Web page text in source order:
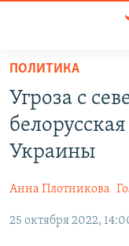
Вернуться
основному
содержанию
Вернутся
главной
Вернутся
СПЕЦПРОЕКТЫ
11 ЛЕТ ОККУПАЦИИ
ВОДА
ЕЩЕ
ИНТЕРАКТИВ
РАДІО СВОБОДА
ПОЛИТИКА
Угроза с
Украины
Анна Плотникова
25 октября 2022,